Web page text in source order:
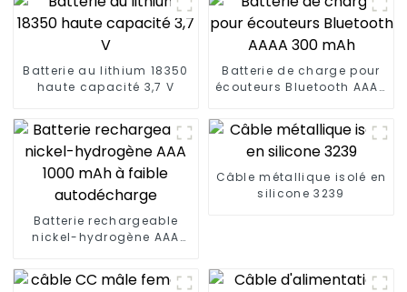
Batterie au lithium 18350
haute capacité 3,7 V
Batterie de charge pour
écouteurs Bluetooth AAAA
Batterie rechargeable
nickel-hydrogène AAA
Câble métallique isolé en
silicone 3239